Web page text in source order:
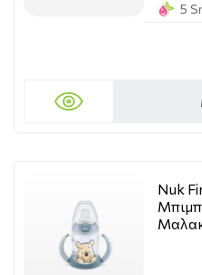
5
Nuk